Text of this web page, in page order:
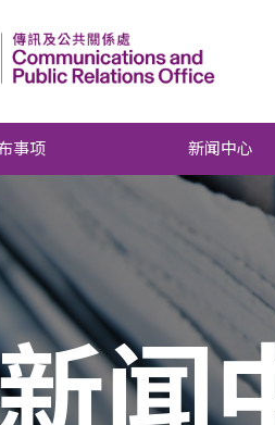
事项 新闻中心
闻